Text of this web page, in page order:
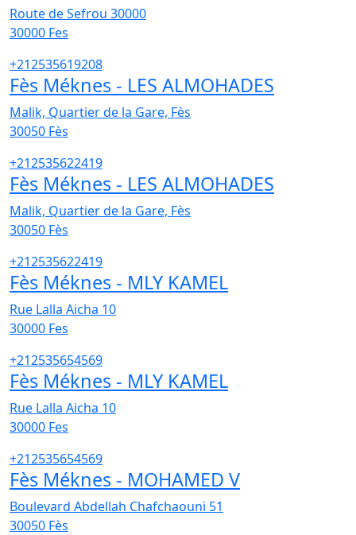
Route de Sefrou 30000
30000 Fes
+212535619208
Fès Méknes - LES ALMOHADES
Malik, Quartier de la Gare, Fès
30050 Fès
+212535622419
Fès Méknes - LES ALMOHADES
Malik, Quartier de la Gare, Fès
30050 Fès
+212535622419
Fès Méknes - MLY KAMEL
Rue Lalla Aicha 10
30000 Fes
+212535654569
Fès Méknes - MLY KAMEL
Rue Lalla Aicha 10
30000 Fes
+212535654569
Fès Méknes - MOHAMED V
Boulevard Abdellah Chafchaouni 51
30050 Fès